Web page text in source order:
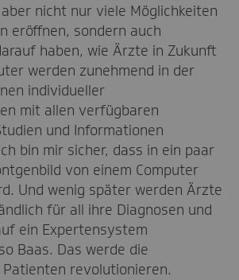
nicht nur viele Möglichkeiten
eröffnen, sondern auch
haben, wie Ärzte in Zukunft
werden zunehmend in der
individueller
mit allen verfügbaren
und Informationen
bin mir sicher, dass in ein paar
von einem Computer
Und wenig später werden Ärzte
für all ihre Diagnosen und
ein Expertensystem
Baas. Das werde die
revolutionieren.